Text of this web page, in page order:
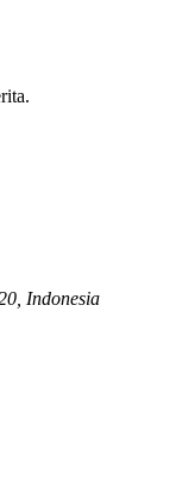
Indonesia